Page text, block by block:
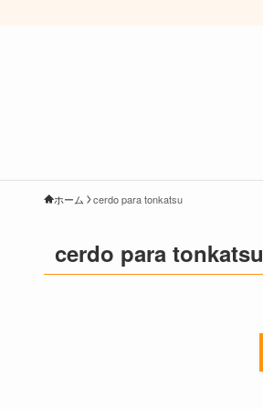
ホーム cerdo para tonkatsu
cerdo para tonkatsu